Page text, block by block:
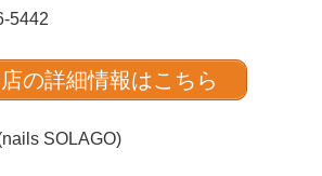
5442
の詳細情報はこちら
SOLAGO)